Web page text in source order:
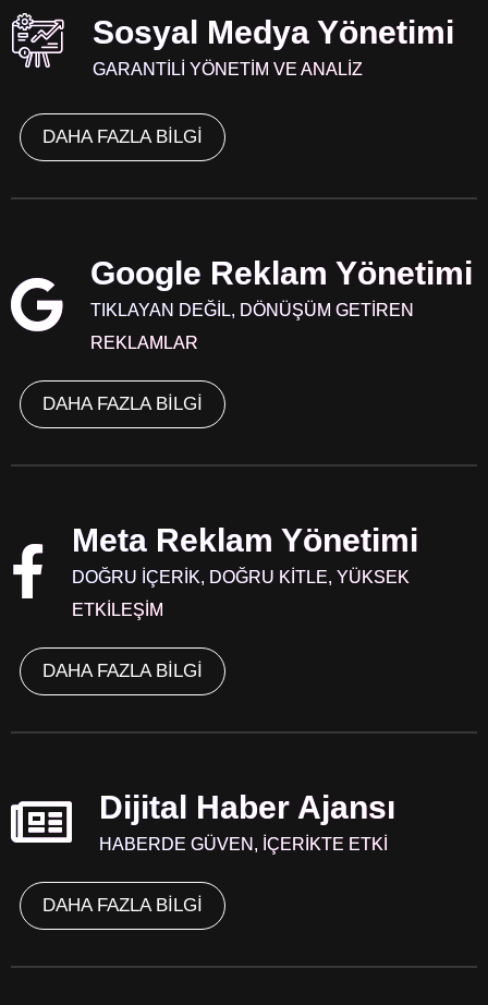
Sosyal Medya Yönetimi
GARANTİLİ YÖNETİM VE ANALİZ
DAHA FAZLA BİLGİ
Google Reklam Yönetimi
TIKLAYAN DEĞİL, DÖNÜŞÜM GETİREN
REKLAMLAR
DAHA FAZLA BİLGİ
Meta Reklam Yönetimi
DOĞRU İÇERİK, DOĞRU KİTLE, YÜKSEK
ETKİLEŞİM
DAHA FAZLA BİLGİ
Dijital Haber Ajansı
HABERDE GÜVEN, İÇERİKTE ETKİ
DAHA FAZLA BİLGİ